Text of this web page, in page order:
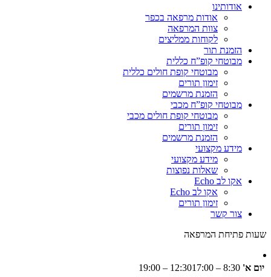
אודותינו
אודות מרפאה בכפר
צוות המרפאה
לקוחות ממליצים
הזמנת תור
מבוטחי קופ”ח כללית
מבוטחי קופת חולים כללית
זימון תורים
הזמנת מרשמים
מבוטחי קופ”ח מכבי
מבוטחי קופת חולים מכבי
זימון תורים
הזמנת מרשמים
מידע מקצועי
מידע מקצועי
שאלות נפוצות
אקו לב Echo
אקו לב Echo
זימון תורים
צור קשר
שעות פתיחת המרפאה
יום א' 8:30 – 12:30
17:00 – 19:00